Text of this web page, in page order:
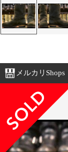
メルカリShops